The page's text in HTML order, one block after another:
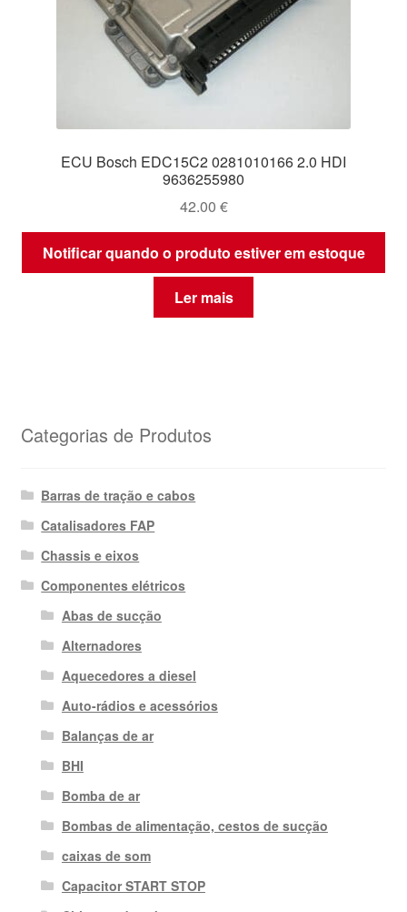
ECU Bosch EDC15C2 0281010166 2.0 HDI
9636255980
42.00 €
Notificar quando o produto estiver em estoque
Ler mais
Categorias de Produtos
Barras de tração e cabos
Catalisadores FAP
Chassis e eixos
Componentes elétricos
Abas de sucção
Alternadores
Aquecedores a diesel
Auto-rádios e acessórios
Balanças de ar
BHI
Bomba de ar
Bombas de alimentação, cestos de sucção
caixas de som
Capacitor START STOP